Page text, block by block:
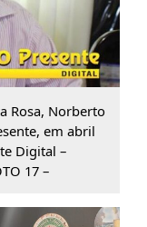
Rosa, Norberto
em abril
Digital –
17 –